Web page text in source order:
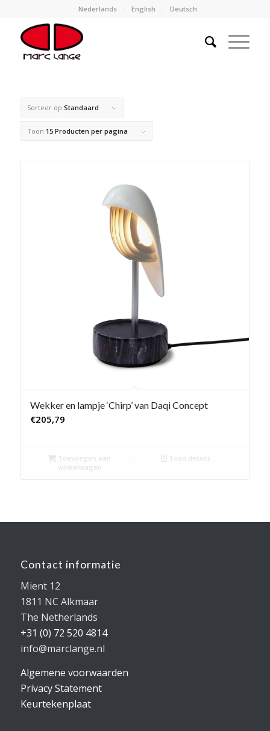
Nederlands English Deutsch
Sorteer op Standaard
Toon 15 Producten per pagina
Wekker en lampje ‘Chirp’ van Daqi Concept
€205,79
Toevoegen aan
winkelwagen
Toon details
Contact informatie
Mient 12
1811 NC Alkmaar
The Netherlands
+31 (0) 72 520 4814
info@marclange.nl
Algemene voorwaarden
Privacy Statement
Keurtekenplaat